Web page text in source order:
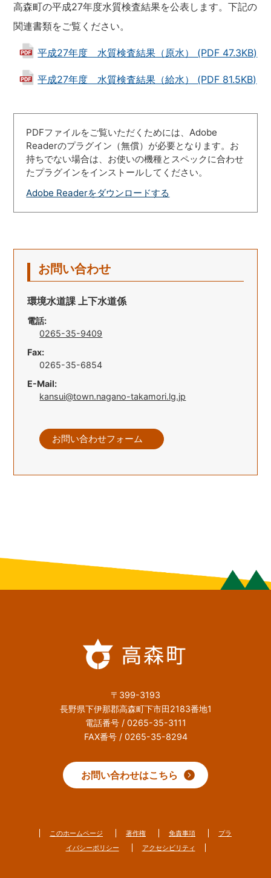
高森町の平成27年度水質検査結果を公表します。下記の
関連書類をご覧ください。
平成27年度 水質検査結果（原水） (PDF 47.3KB)
平成27年度 水質検査結果（給水） (PDF 81.5KB)
PDFファイルをご覧いただくためには、Adobe
Readerのプラグイン（無償）が必要となります。お
持ちでない場合は、お使いの機種とスペックに合わせ
たプラグインをインストールしてください。
Adobe Readerをダウンロードする
お問い合わせ
環境水道課 上下水道係
電話:
0265-35-9409
Fax:
0265-35-6854
E-Mail:
kansui@town.nagano-takamori.lg.jp
お問い合わせフォーム
〒399-3193
長野県下伊那郡高森町下市田2183番地1
電話番号 / 0265-35-3111
FAX番号 / 0265-35-8294
お問い合わせはこちら
このホームページ 著作権 免責事項
プラ
イバシーポリシー
アクセシビリティ